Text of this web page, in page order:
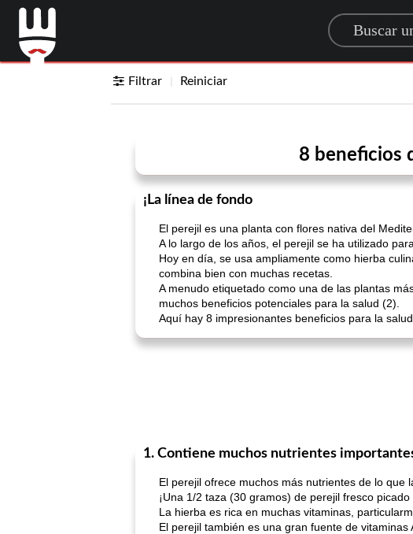
Search for
Filtrar Reiniciar
8 beneficios
¡La línea de fondo
El perejil es una planta con flores nativa del
A lo largo de los años, el perejil se ha utilizado
Hoy en día, se usa ampliamente como hierba
combina bien con muchas recetas.
A menudo etiquetado como una de las plantas
muchos beneficios potenciales para la salud (2).
Aquí hay 8 impresionantes beneficios para la
1. Contiene muchos nutrientes
El perejil ofrece muchos más nutrientes de lo que
¡Una 1/2 taza (30 gramos) de perejil fresco
La hierba es rica en muchas vitaminas,
El perejil también es una gran fuente de